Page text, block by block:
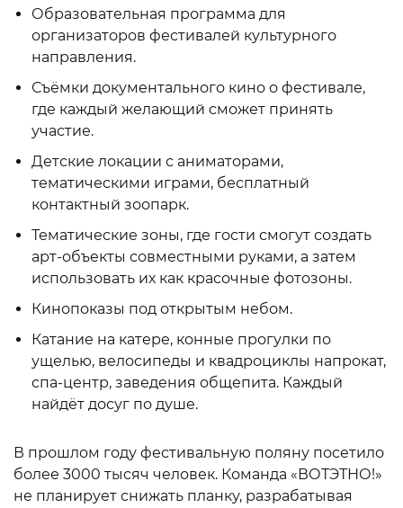
Образовательная программа для
организаторов фестивалей культурного
направления.
Съёмки документального кино о фестивале,
где каждый желающий сможет принять
участие.
Детские локации с аниматорами,
тематическими играми, бесплатный
контактный зоопарк.
Тематические зоны, где гости смогут создать
арт-объекты совместными руками, а затем
использовать их как красочные фотозоны.
Кинопоказы под открытым небом.
Катание на катере, конные прогулки по
ущелью, велосипеды и квадроциклы напрокат,
спа-центр, заведения общепита. Каждый
найдёт досуг по душе.
В прошлом году фестивальную поляну посетило
более 3000 тысяч человек. Команда «ВОТЭТНО!»
не планирует снижать планку, разрабатывая